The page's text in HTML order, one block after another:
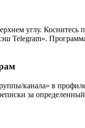
углу. Коснитесь
Telegram».
канала» в
за